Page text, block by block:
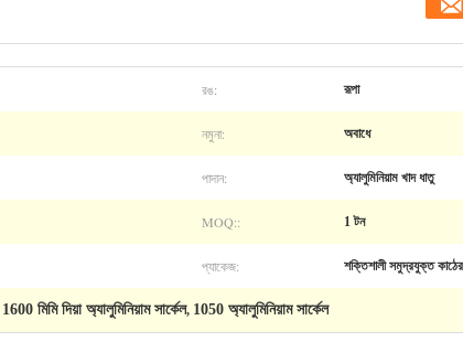
রঙ: রূপা
নমুনা: অবাধে
পাদান: অ্যালুমিনিয়াম খাদ ধাতু
MOQ:: 1 টন
প্যাকেজ: শক্তিশালী সমুদ্রযুক্ত
1600 মিমি দিয়া অ্যালুমিনিয়াম সার্কেল, 1050 অ্যালুমিনিয়াম সার্কেল